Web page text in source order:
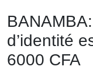
d’identité
6000 CFA